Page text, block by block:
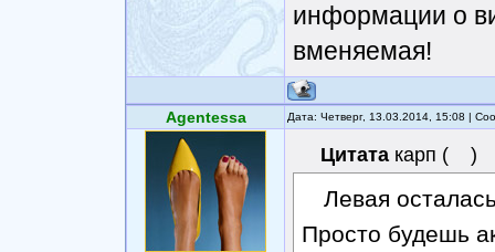
информации о
вменяемая!
Agentessa Дата: Четверг, 13.03.2014, 15:08 |
Цитата карп ( )
Левая
Просто будешь